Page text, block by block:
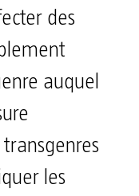
des
auquel
les